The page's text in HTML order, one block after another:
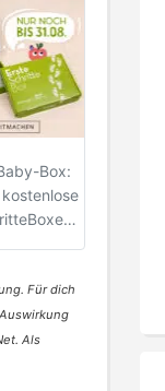
Box:
Für dich
Als